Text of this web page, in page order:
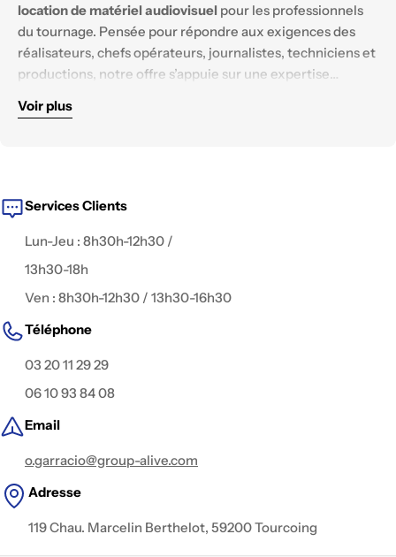
location de matériel audiovisuel pour les professionnels
du tournage. Pensée pour répondre aux exigences des
réalisateurs, chefs opérateurs, journalistes, techniciens et
productions, notre offre s’appuie sur une expertise
renouvelé.
Nous mettons à disposition des équipements
digital.
Voir plus
Services Clients
Lun-Jeu : 8h30h-12h30 /
13h30-18h
Ven : 8h30h-12h30 / 13h30-16h30
Téléphone
03 20 11 29 29
06 10 93 84 08
Email
o.garracio@group-alive.com
Adresse
119 Chau. Marcelin Berthelot, 59200 Tourcoing